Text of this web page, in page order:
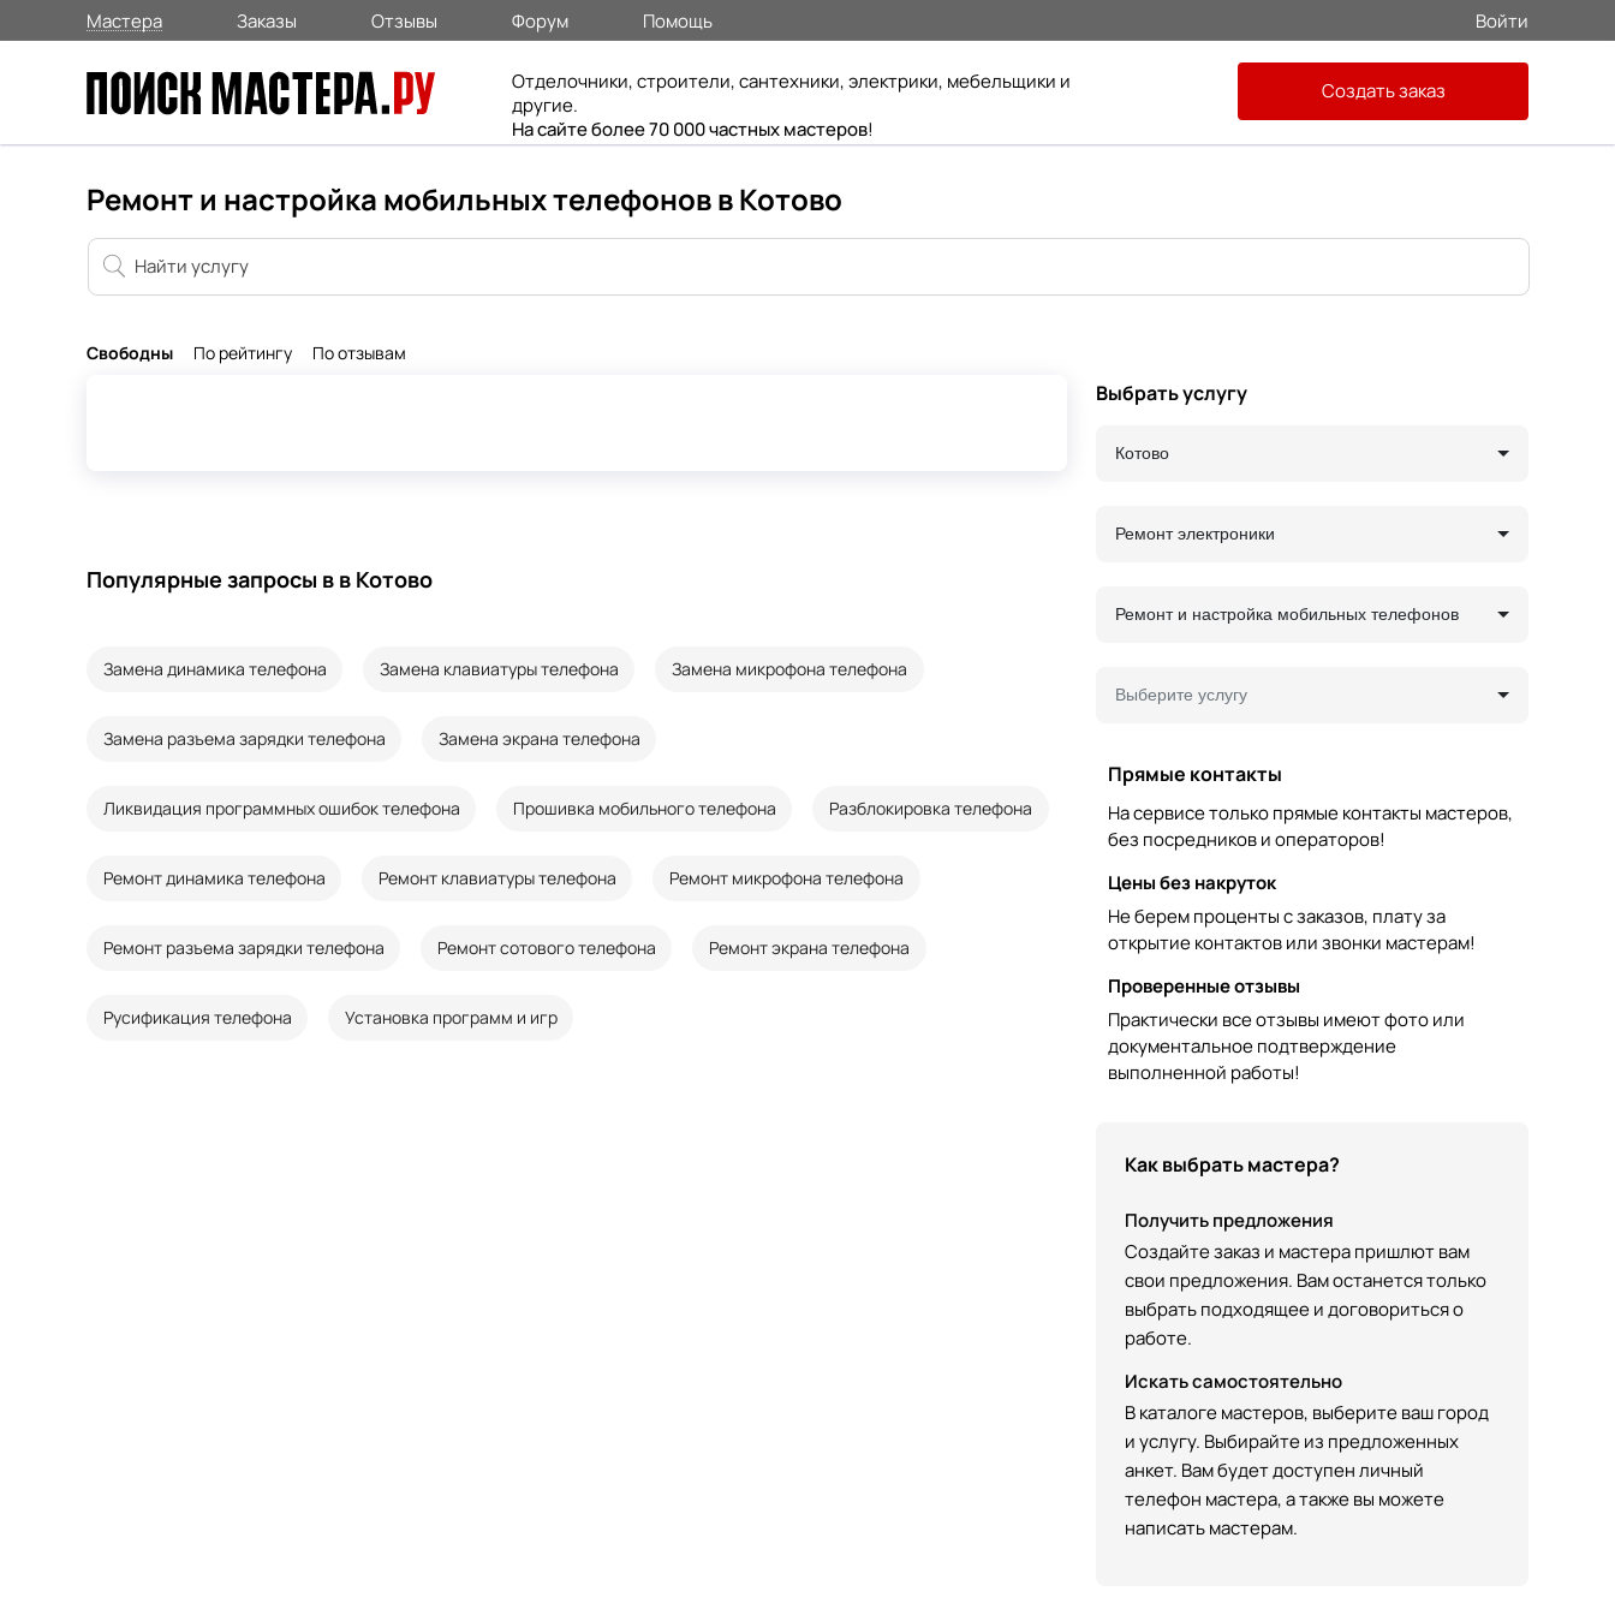
Мастера Заказы Отзывы Форум Помощь Войти
Отделочники, строители, сантехники, электрики, мебельщики и
другие.
На сайте более 70 000 частных мастеров!
Создать заказ
Ремонт и настройка мобильных телефонов в Котово
Свободны По рейтингу По отзывам
Популярные запросы в в Котово
Замена динамика телефона Замена клавиатуры телефона Замена микрофона телефона
Замена разъема зарядки телефона Замена экрана телефона
Ликвидация программных ошибок телефона Прошивка мобильного телефона Разблокировка телефона
Ремонт динамика телефона Ремонт клавиатуры телефона Ремонт микрофона телефона
Ремонт разъема зарядки телефона Ремонт сотового телефона Ремонт экрана телефона
Русификация телефона Установка программ и игр
Выбрать услугу
Котово
Ремонт электроники
Ремонт и настройка мобильных телефонов
Выберите услугу
Прямые контакты
На сервисе только прямые контакты мастеров,
без посредников и операторов!
Цены без накруток
Не берем проценты с заказов, плату за
открытие контактов или звонки мастерам!
Проверенные отзывы
Практически все отзывы имеют фото или
документальное подтверждение
выполненной работы!
Как выбрать мастера?
Получить предложения
Создайте заказ и мастера пришлют вам
свои предложения. Вам останется только
выбрать подходящее и договориться о
работе.
Искать самостоятельно
В каталоге мастеров, выберите ваш город
и услугу. Выбирайте из предложенных
анкет. Вам будет доступен личный
телефон мастера, а также вы можете
написать мастерам.